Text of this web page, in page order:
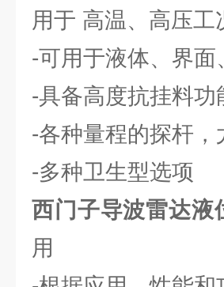
用于 高温、高压工
-可用于液体、界面
-具备高度抗挂料功
-各种量程的探杆
-多种卫生型选项
西门子导波雷达液
用